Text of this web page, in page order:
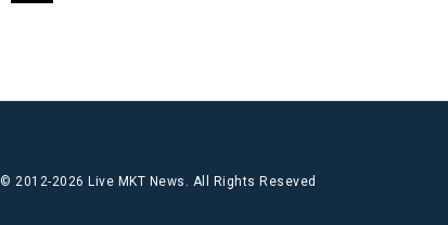
© 2012-2026 Live MKT News. All Rights Reseved